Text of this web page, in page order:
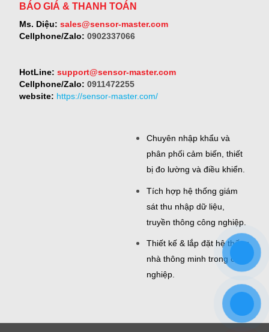
BÁO GIÁ & THANH TOÁN
Ms. Diệu: sales@sensor-master.com
Cellphone/Zalo: 0902337066
HotLine: support@sensor-master.com
Cellphone/Zalo: 0911472255
website: https://sensor-master.com/
Chuyên nhập khẩu và
phân phối cảm biến, thiết
bị đo lường và điều khiển.
Tích hợp hệ thống giám
sát thu nhập dữ liệu,
truyền thông công nghiệp.
Thiết kế & lắp đặt hệ thống
nhà thông minh trong công
nghiệp.